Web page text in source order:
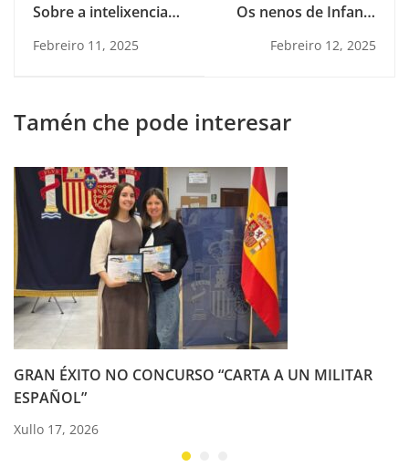
Sobre a intelixencia
Febreiro 11, 2025
Os nenos de Infantil
Febreiro 12, 2025
Tamén che pode interesar
GRAN ÉXITO NO CONCURSO “CARTA A UN MILITAR
ESPAÑOL”
Xullo 17, 2026